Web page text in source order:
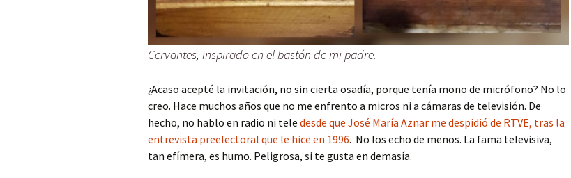
Cervantes, inspirado en el bastón de mi padre.
¿Acaso acepté la invitación, no sin cierta osadía, porque tenía mono de micrófono? No lo
creo. Hace muchos años que no me enfrento a micros ni a cámaras de televisión. De
hecho, no hablo en radio ni tele desde que José María Aznar me despidió de RTVE, tras la
entrevista preelectoral que le hice en 1996. No los echo de menos. La fama televisiva,
tan efímera, es humo. Peligrosa, si te gusta en demasía.